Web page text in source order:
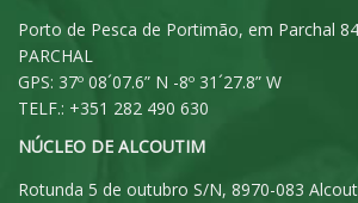
Porto de Pesca de Portimão, em Parchal
PARCHAL
GPS: 37º 08´07.6” N -8º 31´27.8” W
TELF.: +351 282 490 630
NÚCLEO DE ALCOUTIM
Rotunda 5 de outubro S/N, 8970-083